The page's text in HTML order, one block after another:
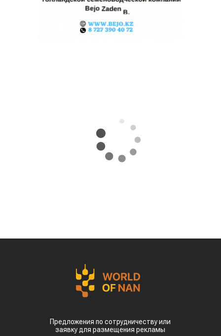
Предложения по сотрудничеству или
заявку для размещения рекламы